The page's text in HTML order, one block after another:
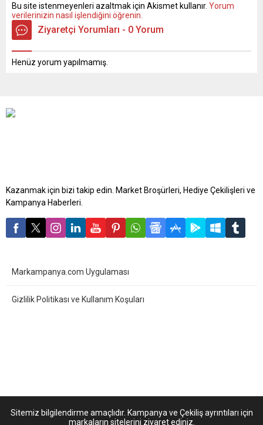
Bu site istenmeyenleri azaltmak için Akismet kullanır. Yorum
verilerinizin nasıl işlendiğini öğrenin.
Ziyaretçi Yorumları - 0 Yorum
Henüz yorum yapılmamış.
Kazanmak için bizi takip edin. Market Broşürleri, Hediye Çekilişleri ve
Kampanya Haberleri.
Markampanya.com Uygulaması
Gizlilik Politikası ve Kullanım Koşuları
Sitemiz bilgilendirme amaçlıdır. Kampanya ve Çekiliş ayrıntıları için
markaların sitelerini ziyaret ediniz.